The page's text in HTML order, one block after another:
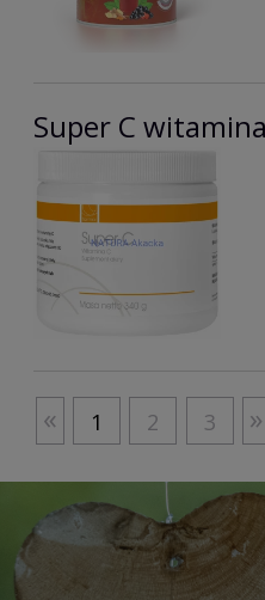
Super C
« 1 2 3 »